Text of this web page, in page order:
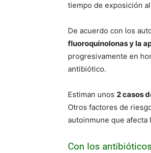
tiempo de exposición
De acuerdo con los
fluoroquinolonas y la
progresivamente en
antibiótico.
Estiman unos 2 casos
Otros factores de
autoinmune que afecta
Con los